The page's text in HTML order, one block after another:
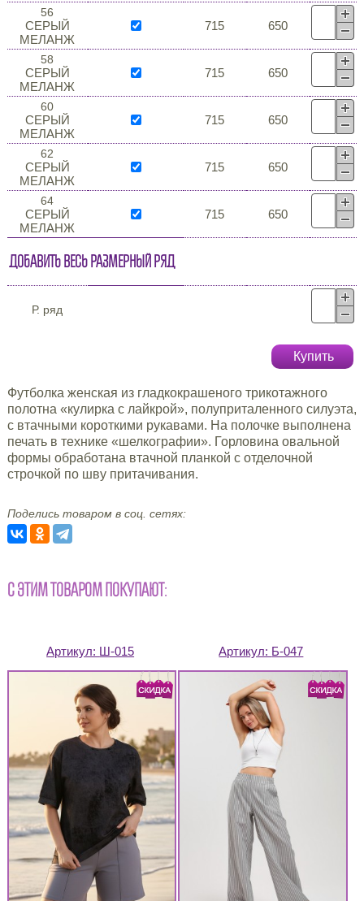
56
СЕРЫЙ
МЕЛАНЖ
715 650
58
СЕРЫЙ
МЕЛАНЖ
715 650
60
СЕРЫЙ
МЕЛАНЖ
715 650
62
СЕРЫЙ
МЕЛАНЖ
715 650
64
СЕРЫЙ
МЕЛАНЖ
715 650
Добавить весь размерный ряд
Р. ряд
Купить
Футболка женская из гладкокрашеного трикотажного
полотна «кулирка с лайкрой», полуприталенного силуэта,
с втачными короткими рукавами. На полочке выполнена
печать в технике «шелкографии». Горловина овальной
формы обработана втачной планкой с отделочной
строчкой по шву притачивания.
Поделись товаром в соц. сетях:
С ЭТИМ ТОВАРОМ ПОКУПАЮТ:
Артикул: Ш-015 Артикул: Б-047